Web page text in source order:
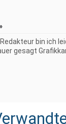
bin ich
gesagt